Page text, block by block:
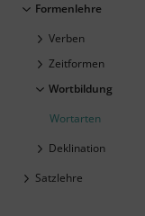
Formenlehre
Verben
Zeitformen
Wortbildung
Wortarten
Deklination
Satzlehre